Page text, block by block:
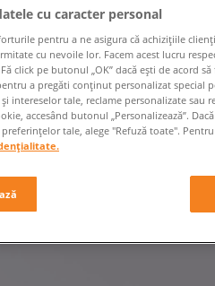
cu caracter personal
pentru a ne asigura că achizițiile
cu nevoile lor. Facem acest lucru
click pe butonul „OK” dacă ești de acord
a pregăti conținut personalizat special
intereselor tale, reclame personalizate sau
accesând butonul „Personalizează”.
tale, alege "Refuză toate".